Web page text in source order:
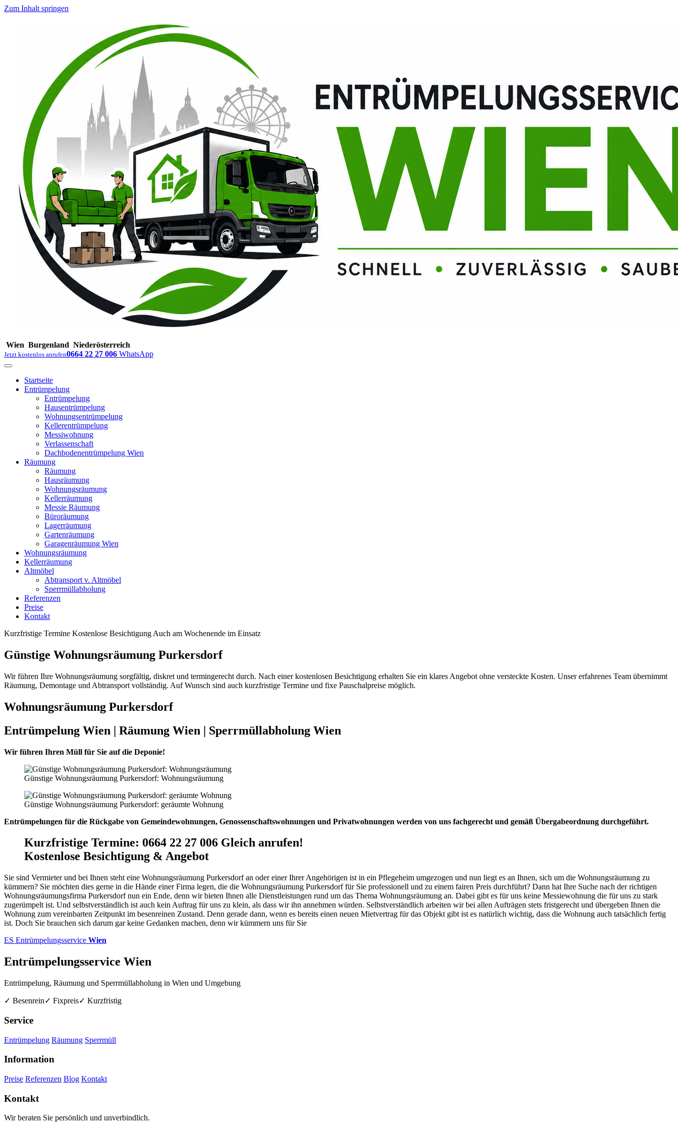
Zum Inhalt springen
Wien Burgenland Niederösterreich
Jetzt kostenlos anrufen0664 22 27 006 WhatsApp
Startseite
Entrümpelung
Entrümpelung
Hausentrümpelung
Wohnungsentrümpelung
Kellerentrümpelung
Messiwohnung
Verlassenschaft
Dachbodenentrümpelung Wien
Räumung
Räumung
Hausräumung
Wohnungsräumung
Kellerräumung
Messie Räumung
Büroräumung
Lagerräumung
Gartenräumung
Garagenräumung Wien
Wohnungsräumung
Kellerräumung
Altmöbel
Abtransport v. Altmöbel
Sperrmüllabholung
Referenzen
Preise
Kontakt
Kurzfristige Termine Kostenlose Besichtigung Auch am Wochenende im Einsatz
Günstige Wohnungsräumung Purkersdorf
Wir führen Ihre Wohnungsräumung sorgfältig, diskret und termingerecht durch. Nach einer kostenlosen Besichtigung erhalten Sie ein klares Angebot ohne versteckte Kosten. Unser erfahrenes Team übernimmt
Räumung, Demontage und Abtransport vollständig. Auf Wunsch sind auch kurzfristige Termine und fixe Pauschalpreise möglich.
Wohnungsräumung Purkersdorf
Entrümpelung Wien | Räumung Wien | Sperrmüllabholung Wien
Wir führen Ihren Müll für Sie auf die Deponie!
Günstige Wohnungsräumung Purkersdorf: Wohnungsräumung
Günstige Wohnungsräumung Purkersdorf: geräumte Wohnung
Entrümpelungen für die Rückgabe von Gemeindewohnungen, Genossenschaftswohnungen und Privatwohnungen werden von uns fachgerecht und gemäß Übergabeordnung durchgeführt.
Kurzfristige Termine: 0664 22 27 006 Gleich anrufen!
Kostenlose Besichtigung & Angebot
Sie sind Vermieter und bei Ihnen steht eine Wohnungsräumung Purkersdorf an oder einer Ihrer Angehörigen ist in ein Pflegeheim umgezogen und nun liegt es an Ihnen, sich um die Wohnungsräumung zu
kümmern? Sie möchten dies gerne in die Hände einer Firma legen, die die Wohnungsräumung Purkersdorf für Sie professionell und zu einem fairen Preis durchführt? Dann hat Ihre Suche nach der richtigen
Wohnungsräumungsfirma Purkersdorf nun ein Ende, denn wir bieten Ihnen alle Dienstleistungen rund um das Thema Wohnungsräumung an. Dabei gibt es für uns keine Messiewohnung die für uns zu stark
zugerümpelt ist. Und selbstverständlich ist auch kein Auftrag für uns zu klein, als dass wir ihn annehmen würden. Selbstverständlich arbeiten wir bei allen Aufträgen stets fristgerecht und übergeben Ihnen die
Wohnung zum vereinbarten Zeitpunkt im besenreinen Zustand. Denn gerade dann, wenn es bereits einen neuen Mietvertrag für das Objekt gibt ist es natürlich wichtig, dass die Wohnung auch tatsächlich fertig
ist. Doch Sie brauchen sich darum gar keine Gedanken machen, denn wir kümmern uns für Sie
ES Entrümpelungsservice Wien
Entrümpelungsservice Wien
Entrümpelung, Räumung und Sperrmüllabholung in Wien und Umgebung
✓ Besenrein✓ Fixpreis✓ Kurzfristig
Service
Entrümpelung Räumung Sperrmüll
Information
Preise Referenzen Blog Kontakt
Kontakt
Wir beraten Sie persönlich und unverbindlich.